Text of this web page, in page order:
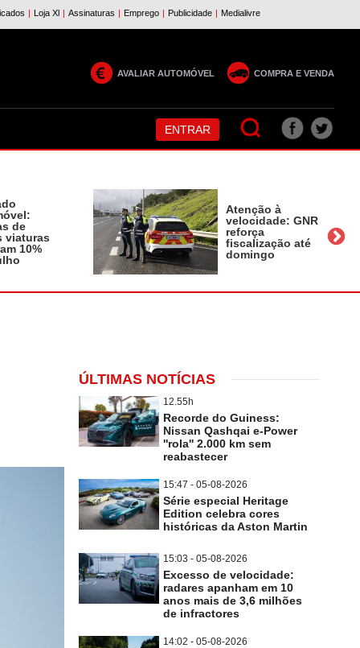
AVALIAR AUTOMÓVEL COMPRA E VENDA
ENTRAR
de
viaturas
10%
Atenção à
velocidade: GNR
reforça
fiscalização até
domingo
ÚLTIMAS NOTÍCIAS
12.55h
Recorde do Guiness:
Nissan Qashqai e-Power
''rola'' 2.000 km sem
reabastecer
15:47 - 05-08-2026
Série especial Heritage
Edition celebra cores
históricas da Aston Martin
15:03 - 05-08-2026
Excesso de velocidade:
radares apanham em 10
anos mais de 3,6 milhões
de infractores
14:02 - 05-08-2026